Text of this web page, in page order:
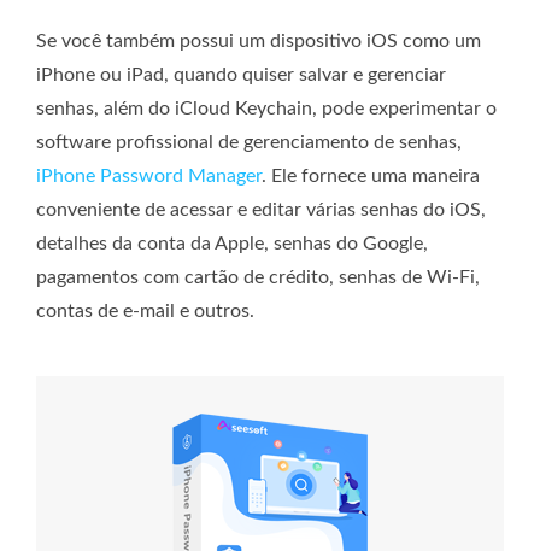
Se você também possui um dispositivo iOS como um
iPhone ou iPad, quando quiser salvar e gerenciar
senhas, além do iCloud Keychain, pode experimentar o
software profissional de gerenciamento de senhas,
iPhone Password Manager. Ele fornece uma maneira
conveniente de acessar e editar várias senhas do iOS,
detalhes da conta da Apple, senhas do Google,
pagamentos com cartão de crédito, senhas de Wi-Fi,
contas de e-mail e outros.